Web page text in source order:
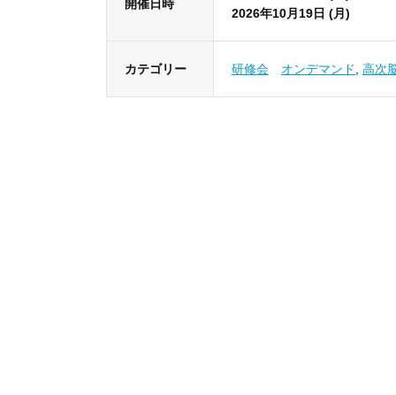
開催日時
2026年10月19日 (月)
カテゴリー 研修会 オンデマンド 高次